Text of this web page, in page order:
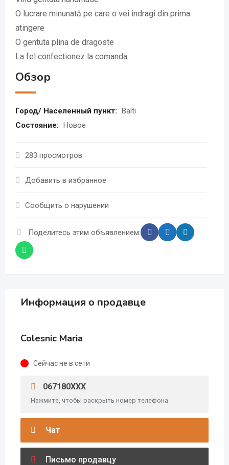
O lucrare minunată pe care o vei indragi din prima
atingere
O gentuta plina de dragoste
La fel confectionez la comanda
Обзор
Город/ Населенный пункт: Balti
Состояние: Новое
283 просмотров
Добавить в избранное
Сообщить о нарушении
Поделитесь этим объявлением:
Информация о продавце
Colesnic Maria
Сейчас не в сети
067180XXX
Нажмите, чтобы раскрыть номер телефона
Чат
Письмо продавцу